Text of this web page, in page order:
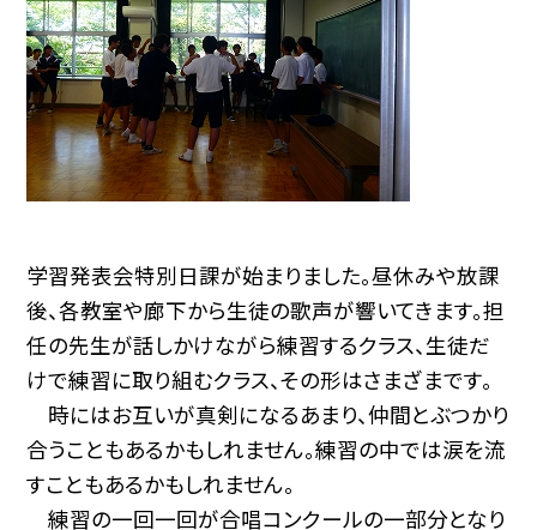
学習発表会特別日課が始まりました。昼休みや放課
後、各教室や廊下から生徒の歌声が響いてきます。担
任の先生が話しかけながら練習するクラス、生徒だ
けで練習に取り組むクラス、その形はさまざまです。
時にはお互いが真剣になるあまり、仲間とぶつかり
合うこともあるかもしれません。練習の中では涙を流
すこともあるかもしれません。
練習の一回一回が合唱コンクールの一部分となり